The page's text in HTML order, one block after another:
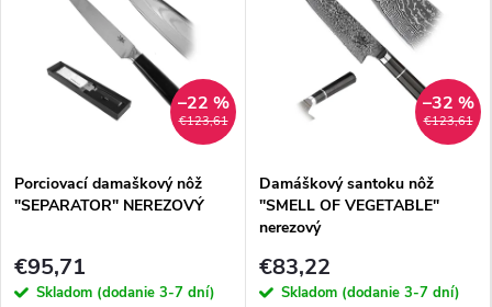
€123,61
–22 %
Porciovací damaškový nôž
"SEPARATOR" NEREZOVÝ
€95,71
Skladom (dodanie 3-7 dní)
€123,61
–32 %
Damáškový santoku nôž
"SMELL OF VEGETABLE"
nerezový
€83,22
Skladom (dodanie 3-7 dní)